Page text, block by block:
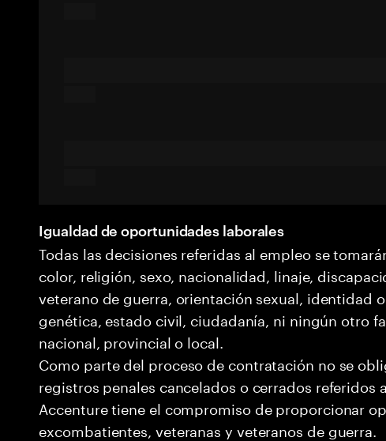
Igualdad de oportunidades laborales
Todas las decisiones referidas al empleo se
color, religión, sexo, nacionalidad, linaje,
veterano de guerra, orientación sexual, identidad
genética, estado civil, ciudadanía, ni ningún otro
nacional, provincial o local.
Como parte del proceso de contratación no se
registros penales cancelados o cerrados referidos
Accenture tiene el compromiso de proporcionar
excombatientes, veteranas y veteranos de guerra.